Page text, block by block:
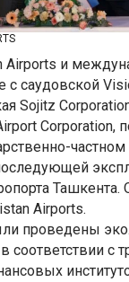
Airports и
с саудовской
Sojitz
Corporation,
Ташкента.
Airports.
проведены
соответствии с